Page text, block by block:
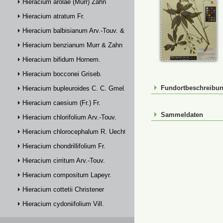
Hieracium arolae (Murr) Zahn
Hieracium atratum Fr.
Hieracium balbisianum Arv.-Touv. & Briq.
Hieracium benzianum Murr & Zahn
Hieracium bifidum Hornem.
Hieracium bocconei Griseb.
Hieracium bupleuroides C. C. Gmel.
Hieracium caesium (Fr.) Fr.
Hieracium chlorifolium Arv.-Touv.
Hieracium chlorocephalum R. Uechtr.
Hieracium chondrillifolium Fr.
Hieracium cirritum Arv.-Touv.
Hieracium compositum Lapeyr.
Hieracium cottetii Christener
Hieracium cydoniifolium Vill.
Sammeldaten